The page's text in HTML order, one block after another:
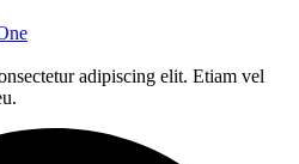
adipiscing elit. Etiam vel